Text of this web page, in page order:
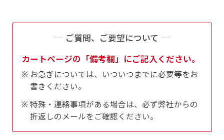
ご質問、ご要望について
カートページの「備考欄」にご記入ください。
お急ぎについては、いついつまでに必要等をお
書きください。
特殊・連絡事項がある場合は、必ず弊社からの
折返しのメールをご確認ください。
種のデザインを楽しむことができます。前からも
後ろからもアピールができる両面対応のバナーで
A面B面のデザイン変化を楽しんでお客様にアピ
ールするもよし、両面同じデザインでアピールす
るもよしです！
長辺が180cm以内、短辺が60cm以内であれば自
由なサイズを指定下さい！
幕の製作をお楽しみください
（※cm単位での指定でおねがいいたします。）